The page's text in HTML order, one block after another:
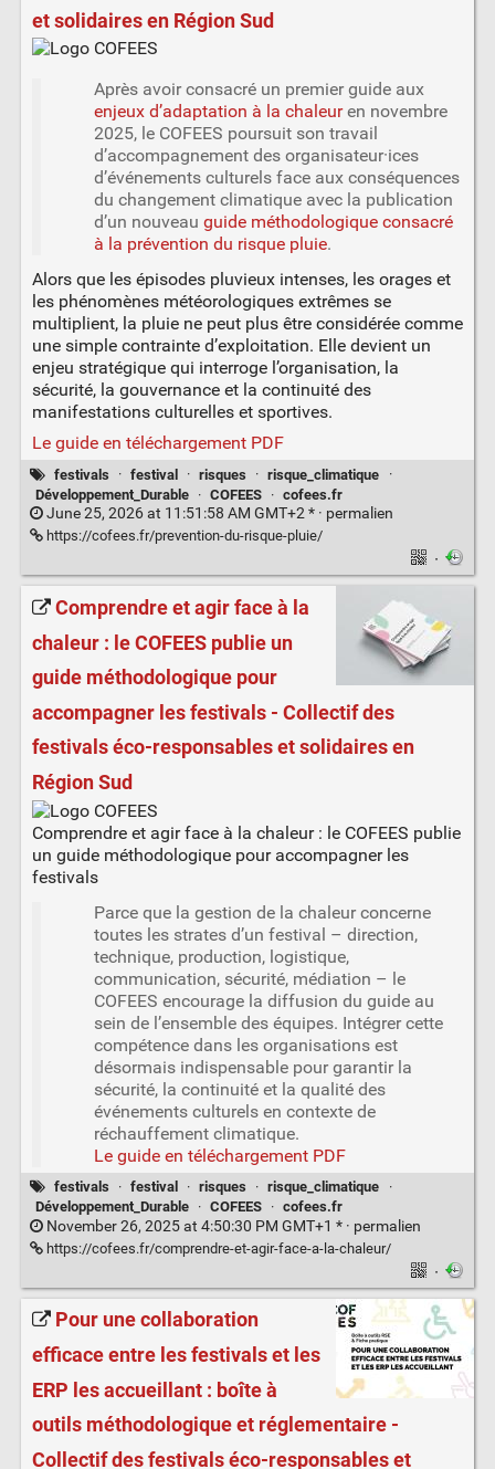
et solidaires en Région Sud
Après avoir consacré un premier guide aux
enjeux d’adaptation à la chaleuren novembre
2025, le COFEES poursuit son travail
d’accompagnement des organisateur·ices
d’événements culturels face aux conséquences
du changement climatique avec la publication
d’un nouveau guide méthodologique consacré
à la prévention du risque pluie.
Alors que les épisodes pluvieux intenses, les orages et
les phénomènes météorologiques extrêmes se
multiplient, la pluie ne peut plus être considérée comme
une simple contrainte d’exploitation. Elle devient un
enjeu stratégique qui interroge l’organisation, la
sécurité, la gouvernance et la continuité des
manifestations culturelles et sportives.
Le guide en téléchargement PDF
festivals · festival · risques · risque_climatique
·
Développement_Durable
· COFEES · cofees.fr
June 25, 2026 at 11:51:58 AM GMT+2 * · permalien
https://cofees.fr/prevention-du-risque-pluie/
·
Comprendre et agir face à la
chaleur : le COFEES publie un
guide méthodologique pour
accompagner les festivals - Collectif des
festivals éco-responsables et solidaires en
Région Sud
Comprendre et agir face à la chaleur : le COFEES publie
un guide méthodologique pour accompagner les
festivals
Parce que la gestion de la chaleur concerne
toutes les strates d’un festival – direction,
technique, production, logistique,
communication, sécurité, médiation – le
COFEES encourage la diffusion du guide au
sein de l’ensemble des équipes. Intégrer cette
compétence dans les organisations est
désormais indispensable pour garantir la
sécurité, la continuité et la qualité des
événements culturels en contexte de
réchauffement climatique.
Le guide en téléchargement PDF
festivals · festival · risques · risque_climatique
·
Développement_Durable
· COFEES · cofees.fr
November 26, 2025 at 4:50:30 PM GMT+1 * · permalien
https://cofees.fr/comprendre-et-agir-face-a-la-chaleur/
·
Pour une collaboration
efficace entre les festivals et les
ERP les accueillant : boîte à
outils méthodologique et réglementaire -
Collectif des festivals éco-responsables et